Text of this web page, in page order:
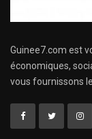
Guinee7.com est
économiques,
vous fournissons